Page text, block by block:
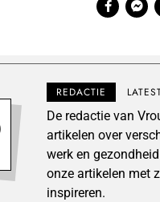
REDACTIE
De redactie van
artikelen over
werk en
onze artikelen met
inspireren.